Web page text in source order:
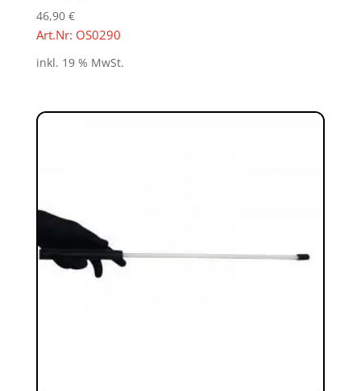
46,90 €
Art.Nr: OS0290
inkl. 19 % MwSt.